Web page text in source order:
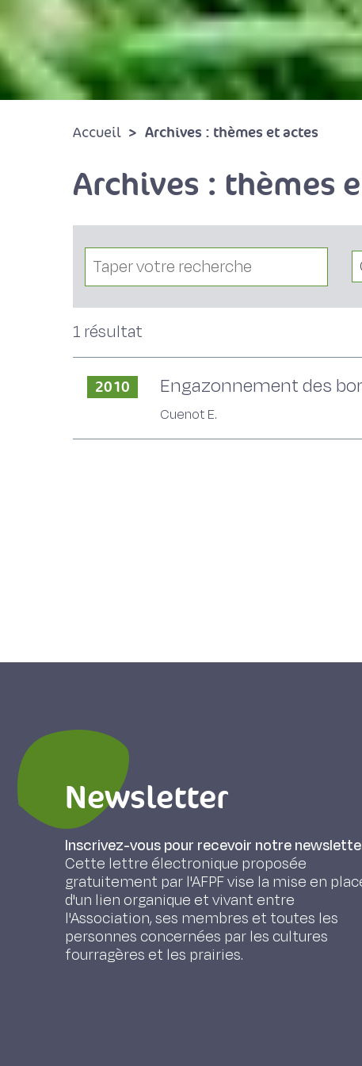
Accueil Archives : thèmes et actes
Archives : thèmes
1 résultat
2010 Engazonnement des
Cuenot E.
Newsletter
Inscrivez-vous pour recevoir notre
Cette lettre électronique proposée
gratuitement par l'AFPF vise la mise en
d'un lien organique et vivant entre
l'Association, ses membres et toutes les
personnes concernées par les cultures
fourragères et les prairies.